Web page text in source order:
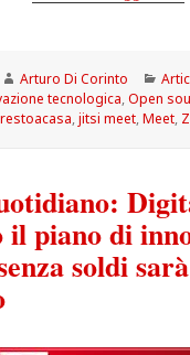
Autore
Arturo Di Corinto
tecnologica,Open
,jitsi meet,Meet,
il piano di
soldi